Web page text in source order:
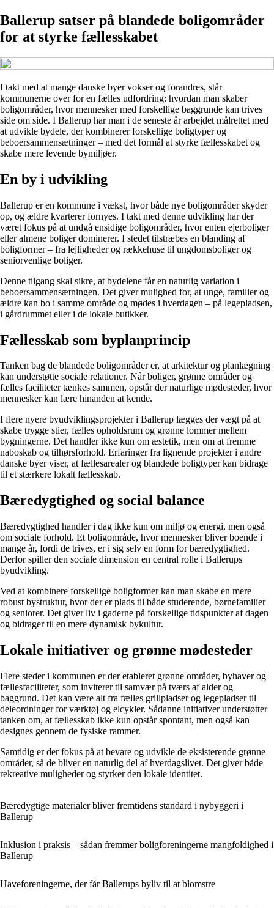
Ballerup satser på blandede boligområder
for at styrke fællesskabet
I takt med at mange danske byer vokser og forandres, står
kommunerne over for en fælles udfordring: hvordan man skaber
boligområder, hvor mennesker med forskellige baggrunde kan trives
side om side. I Ballerup har man i de seneste år arbejdet målrettet med
at udvikle bydele, der kombinerer forskellige boligtyper og
beboersammensætninger – med det formål at styrke fællesskabet og
skabe mere levende bymiljøer.
En by i udvikling
Ballerup er en kommune i vækst, hvor både nye boligområder skyder
op, og ældre kvarterer fornyes. I takt med denne udvikling har der
været fokus på at undgå ensidige boligområder, hvor enten ejerboliger
eller almene boliger dominerer. I stedet tilstræbes en blanding af
boligformer – fra lejligheder og rækkehuse til ungdomsboliger og
seniorvenlige boliger.
Denne tilgang skal sikre, at bydelene får en naturlig variation i
beboersammensætningen. Det giver mulighed for, at unge, familier og
ældre kan bo i samme område og mødes i hverdagen – på legepladsen,
i gårdrummet eller i de lokale butikker.
Fællesskab som byplanprincip
Tanken bag de blandede boligområder er, at arkitektur og planlægning
kan understøtte sociale relationer. Når boliger, grønne områder og
fælles faciliteter tænkes sammen, opstår der naturlige mødesteder, hvor
mennesker kan lære hinanden at kende.
I flere nyere byudviklingsprojekter i Ballerup lægges der vægt på at
skabe trygge stier, fælles opholdsrum og grønne lommer mellem
bygningerne. Det handler ikke kun om æstetik, men om at fremme
naboskab og tilhørsforhold. Erfaringer fra lignende projekter i andre
danske byer viser, at fællesarealer og blandede boligtyper kan bidrage
til et stærkere lokalt fællesskab.
Bæredygtighed og social balance
Bæredygtighed handler i dag ikke kun om miljø og energi, men også
om sociale forhold. Et boligområde, hvor mennesker bliver boende i
mange år, fordi de trives, er i sig selv en form for bæredygtighed.
Derfor spiller den sociale dimension en central rolle i Ballerups
byudvikling.
Ved at kombinere forskellige boligformer kan man skabe en mere
robust bystruktur, hvor der er plads til både studerende, børnefamilier
og seniorer. Det giver liv i gaderne på forskellige tidspunkter af dagen
og bidrager til en mere dynamisk bykultur.
Lokale initiativer og grønne mødesteder
Flere steder i kommunen er der etableret grønne områder, byhaver og
fællesfaciliteter, som inviterer til samvær på tværs af alder og
baggrund. Det kan være alt fra fælles grillpladser og legepladser til
deleordninger for værktøj og elcykler. Sådanne initiativer understøtter
tanken om, at fællesskab ikke kun opstår spontant, men også kan
designes gennem de fysiske rammer.
Samtidig er der fokus på at bevare og udvikle de eksisterende grønne
områder, så de bliver en naturlig del af hverdagslivet. Det giver både
rekreative muligheder og styrker den lokale identitet.
Bæredygtige materialer bliver fremtidens standard i nybyggeri i
Ballerup
Inklusion i praksis – sådan fremmer boligforeningerne mangfoldighed i
Ballerup
Haveforeningerne, der får Ballerups byliv til at blomstre